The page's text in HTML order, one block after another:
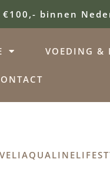
binnen
VOEDING &
AQUALINE